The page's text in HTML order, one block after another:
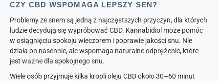
CZY CBD WSPOMAGA LEPSZY SEN?
Problemy ze snem są jedną z najczęstszych przyczyn, dla których
ludzie decydują się wypróbować CBD. Kannabidiol może pomóc
w osiągnięciu spokoju wieczorem i poprawie jakości snu. Nie
działa on nasennie, ale wspomaga naturalne odprężenie, które
jest ważne dla spokojnego snu.
Wiele osób przyjmuje kilka kropli oleju CBD około 30–60 minut